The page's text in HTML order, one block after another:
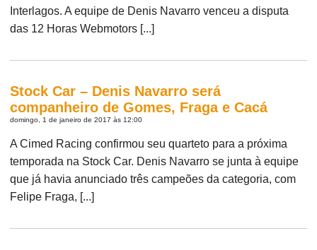
Interlagos. A equipe de Denis Navarro venceu a disputa
das 12 Horas Webmotors [...]
Stock Car – Denis Navarro será
companheiro de Gomes, Fraga e Cacá
domingo, 1 de janeiro de 2017 às 12:00
A Cimed Racing confirmou seu quarteto para a próxima
temporada na Stock Car. Denis Navarro se junta à equipe
que já havia anunciado três campeões da categoria, com
Felipe Fraga, [...]